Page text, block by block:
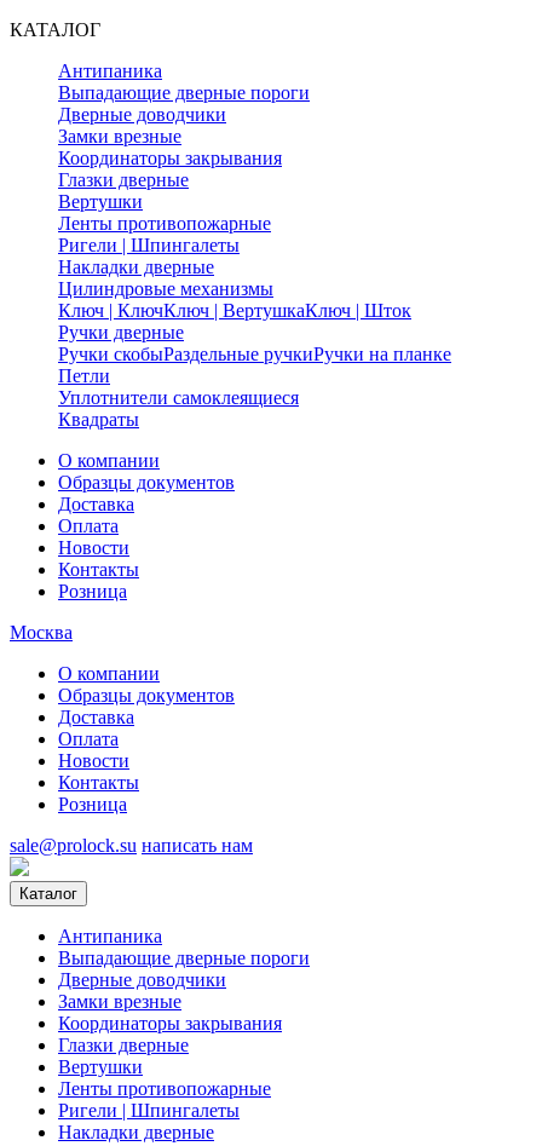
КАТАЛОГ
Антипаника
Выпадающие дверные пороги
Дверные доводчики
Замки врезные
Координаторы закрывания
Глазки дверные
Вертушки
Ленты противопожарные
Ригели | Шпингалеты
Накладки дверные
Цилиндровые механизмы
Ключ | КлючКлюч | ВертушкаКлюч | Шток
Ручки дверные
Ручки скобыРаздельные ручкиРучки на планке
Петли
Уплотнители самоклеящиеся
Квадраты
О компании
Образцы документов
Доставка
Оплата
Новости
Контакты
Розница
Москва
О компании
Образцы документов
Доставка
Оплата
Новости
Контакты
Розница
sale@prolock.su написать нам
Каталог
Антипаника
Выпадающие дверные пороги
Дверные доводчики
Замки врезные
Координаторы закрывания
Глазки дверные
Вертушки
Ленты противопожарные
Ригели | Шпингалеты
Накладки дверные